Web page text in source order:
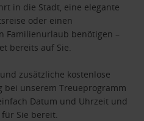
in die Stadt, eine elegante
oder einen
Familienurlaub benötigen –
bereits auf Sie.
zusätzliche kostenlose
bei unserem Treueprogramm
Datum und Uhrzeit und
Sie bereit.